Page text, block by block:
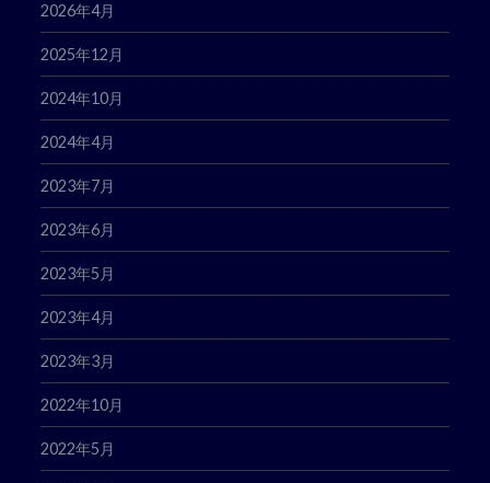
2026年4月
2025年12月
2024年10月
2024年4月
2023年7月
2023年6月
2023年5月
2023年4月
2023年3月
2022年10月
2022年5月